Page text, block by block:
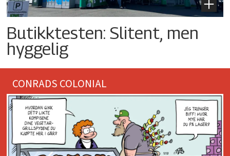
Butikktesten: Slitent, men
hyggelig
CONRADS COLONIAL